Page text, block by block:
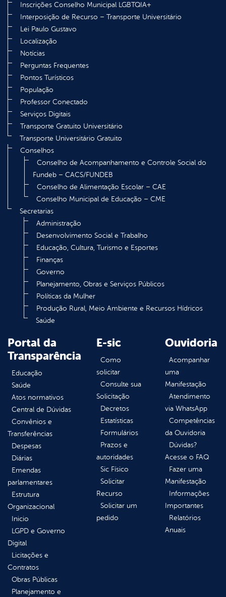
Inscrições Conselho Municipal LGBTQIA+
Interposição de Recurso – Transporte Universitário
Lei Paulo Gustavo
Localização
Notícias
Perguntas Frequentes
Pontos Turísticos
População
Professor Conectado
Serviços Digitais
Transporte Gratuito Universitário
Transporte Universitário Gratuito
Conselhos
Conselho de Acompanhamento e Controle Social do
Fundeb – CACS/FUNDEB
Conselho de Alimentação Escolar – CAE
Conselho Municipal de Educação – CME
Secretarias
Administração
Desenvolvimento Social e Trabalho
Educação, Cultura, Turismo e Esportes
Finanças
Governo
Planejamento, Obras e Serviços Públicos
Políticas da Mulher
Produção Rural, Meio Ambiente e Recursos Hídricos
Saúde
Portal da
Transparência
Educação
Saúde
Atos normativos
Central de Dúvidas
Convênios e
Transferências
Despesas
Diárias
Emendas
parlamentares
Estrutura
Organizacional
Inicio
LGPD e Governo
Digital
Licitações e
Contratos
Obras Públicas
Planejamento e
E-sic
Como
solicitar
Consulte sua
Solicitação
Decretos
Estatísticas
Formulários
Prazos e
autoridades
Sic Físico
Solicitar
Recurso
Solicitar um
pedido
Ouvidoria
Acompanhar
uma
Manifestação
Atendimento
via WhatsApp
Competências
da Ouvidoria
Dúvidas?
Acesse o FAQ
Fazer uma
Manifestação
Informações
Importantes
Relatórios
Anuais